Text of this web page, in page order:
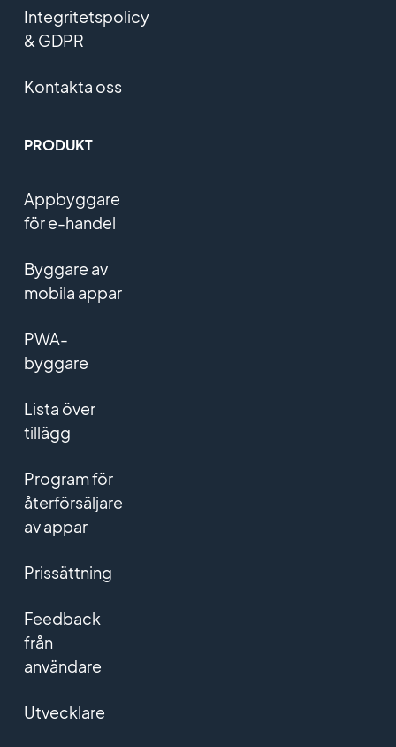
Integritetspolicy
& GDPR
Kontakta oss
PRODUKT
Appbyggare
för e-handel
Byggare av
mobila appar
PWA-
byggare
Lista över
tillägg
Program för
återförsäljare
av appar
Prissättning
Feedback
från
användare
Utvecklare